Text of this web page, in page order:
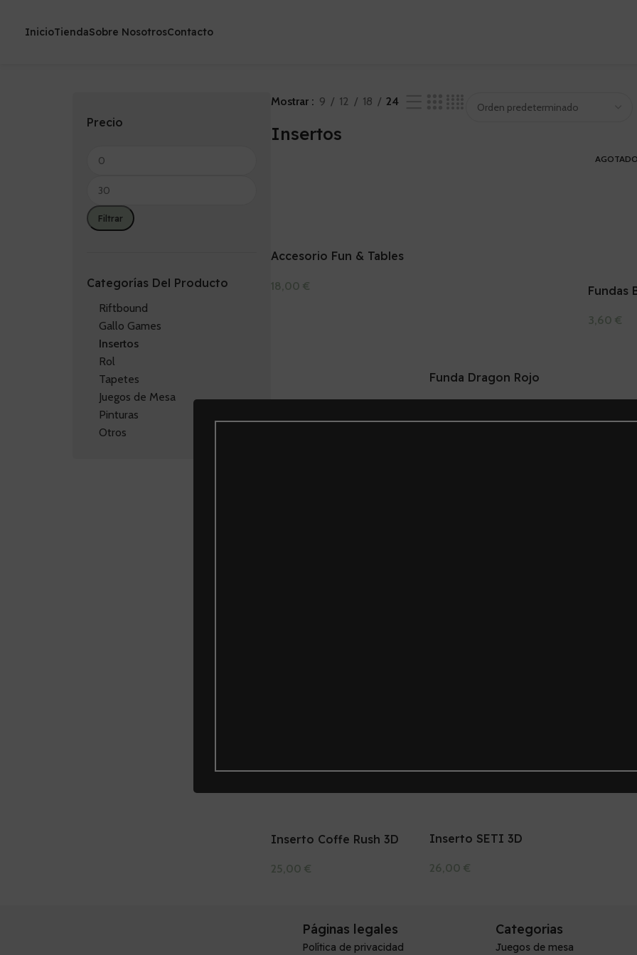
InicioTiendaSobre NosotrosContacto
Precio
Filtrar
Categorías Del Producto
Riftbound
Gallo Games
Insertos
Rol
Tapetes
Juegos de Mesa
Pinturas
Otros
Mostrar 9 12 18 24
Insertos
Accesorio Fun & Tables
dispensador
18,00€
Funda Dragon Rojo
Añadir Al Carrito
AGOTADO
Fundas
3,60 €
Inserto Coffe Rush 3D
25,00€
Inserto SETI 3D
26,00€
Páginas legales
Política de privacidad
Categorias
Juegos de mesa